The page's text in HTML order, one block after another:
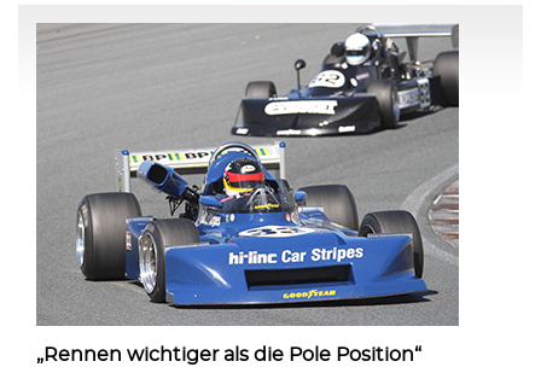
„Rennen wichtiger als die Pole Position“